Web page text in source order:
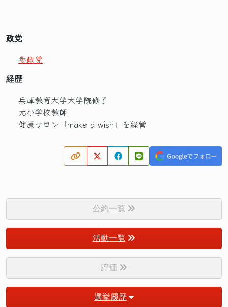
政党
参政党
経歴
兵庫教育大学大学院修了
元小学校教師
健康サロン「make a wish」を経営
公約一覧
活動一覧
評価
選挙履歴